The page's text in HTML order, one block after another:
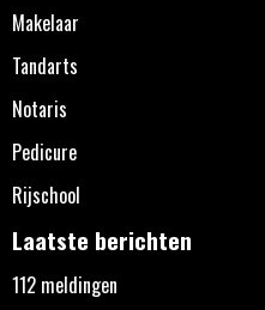
Makelaar
Tandarts
Notaris
Pedicure
Rijschool
Laatste berichten
112 meldingen